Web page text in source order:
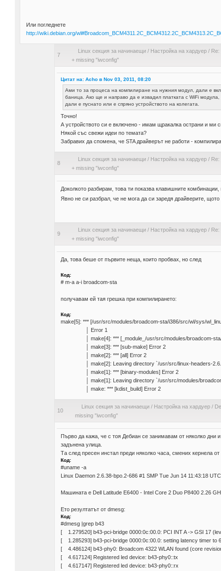
Или погледнете
http://wiki.debian.org/
7
Linux секция за начинаещи/ Настройка на хардуер/ Re:
+ missing "iwconfig"
Цитат на: Acho в Nov 03, 2011, 08:20
Ами то за процеса на компилиране на нужния модул, дали е
баница. Ако ще и направо да е извадил платката с WiFi
дали е пуснато или е спряно устройството на колегата.
Точно!
А устройството си е включено - имам щракалка острани и ми
Някой със свежи идеи по темата?
Забравих да спомена, че STA драйверът не работи -
8
Linux секция за начинаещи/ Настройка на хардуер/ Re:
+ missing "iwconfig"
Доколкото разбирам, това ти показва клавишните комбинации,
Явно не си разбрал, че не мога да си заредя драйверите,
9
Linux секция за начинаещи/ Настройка на хардуер/ Re:
+ missing "iwconfig"
Да, това беше от първите неща, които пробвах, но след
Код:
# m-a a-i broadcom-sta
получавам ей тая грешка при компилирането:
Код:
make[5]: *** [/usr/src/modules/broadcom-sta/i386/src/
│ Error
│ make[4]: *** [_module_/usr/src/modules/
│ make[3]: *** [sub-make]
│ make[2]: *** [all]
│ make[2]: Leaving directory `/usr/src/linux-
│ make[1]: *** [binary-
│ make[1]: Leaving directory `/usr/src/
│ make: *** [kdist_build] Error 2
10
Linux секция за начинаещи/ Настройка на хардуер/
missing "iwconfig"
Първо да кажа, че с тоя Дебиан се занимавам от няколко
задънена улица.
Та след пресен инстал преди няколко часа, смених кернела
Код:
#uname -a
Linux Daemon 2.6.38-bpo.2-686 #1 SMP Tue Jun 14 11:43:18
Машината е Dell Latitude E6400 - Intel Core 2 Duo P8400 2.26
Ето резултатът от dmesg:
Код:
#dmesg |grep b43
[ 1.279520] b43-pci-bridge 0000:0c:00.0: PCI INT A -> GSI 17
[ 1.285293] b43-pci-bridge 0000:0c:00.0: setting latency timer to
[ 4.486124] b43-phy0: Broadcom 4322 WLAN found (core
[ 4.617124] Registered led device: b43-phy0::tx
[ 4.617147] Registered led device: b43-phy0::rx